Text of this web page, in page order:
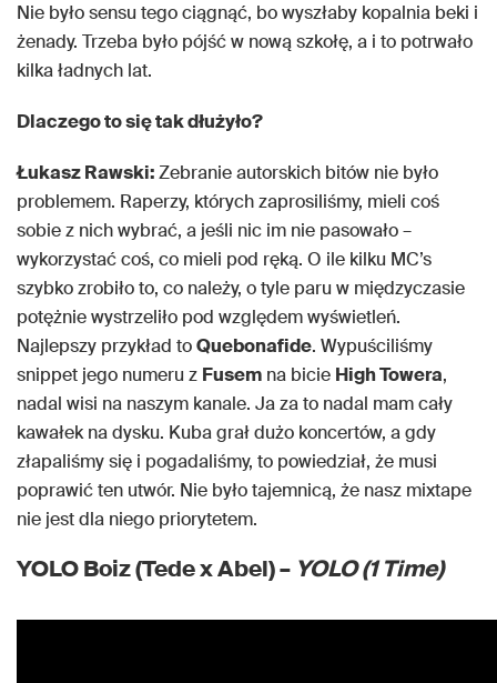
Nie było sensu tego ciągnąć, bo wyszłaby kopalnia beki i
żenady. Trzeba było pójść w nową szkołę, a i to potrwało
kilka ładnych lat.
Dlaczego to się tak dłużyło?
Łukasz Rawski:Zebranie autorskich bitów nie było
problemem. Raperzy, których zaprosiliśmy, mieli coś
sobie z nich wybrać, a jeśli nic im nie pasowało –
wykorzystać coś, co mieli pod ręką. O ile kilku MC’s
szybko zrobiło to, co należy, o tyle paru w międzyczasie
potężnie wystrzeliło pod względem wyświetleń.
Najlepszy przykład toQuebonafide. Wypuściliśmy
snippet jego numeru z Fusem na bicie High Towera,
nadal wisi na naszym kanale. Ja za to nadal mam cały
kawałek na dysku. Kuba grał dużo koncertów, a gdy
złapaliśmy się i pogadaliśmy, to powiedział, że musi
poprawić ten utwór. Nie było tajemnicą, że nasz mixtape
nie jest dla niego priorytetem.
YOLO Boiz (Tede x Abel) – YOLO (1 Time)